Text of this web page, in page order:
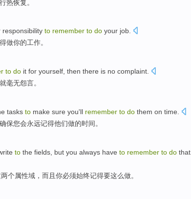
热恢复 。
responsibility to remember to do your job.
做你的工作。
to do it for yourself then there is no complaint
就毫无怨言。
tasks to make sure you'll remember to do them on time
确保您会永远记得他们做的时间。
to the fields but you always have to remember to do that.
两个属性域 ， 而且 你必须始终记得要这么做。